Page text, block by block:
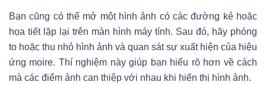
Bạn cũng có thể mở một hình ảnh có các đường kẻ hoặc
họa tiết lặp lại trên màn hình máy tính. Sau đó, hãy phóng
to hoặc thu nhỏ hình ảnh và quan sát sự xuất hiện của hiệu
ứng moire. Thí nghiệm này giúp bạn hiểu rõ hơn về cách
mà các điểm ảnh can thiệp với nhau khi hiển thị hình ảnh.